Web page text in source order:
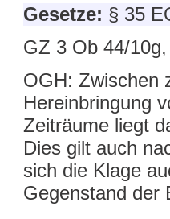
Gesetze: § 35
GZ 3 Ob 44/
OGH: Zwischen
Hereinbringung
Zeiträume liegt
Dies gilt auch
sich die Klage
Gegenstand der